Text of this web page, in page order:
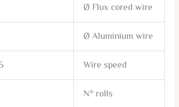
Ø Flux cored wire
Ø Aluminium wire
Wire speed
N° rolls